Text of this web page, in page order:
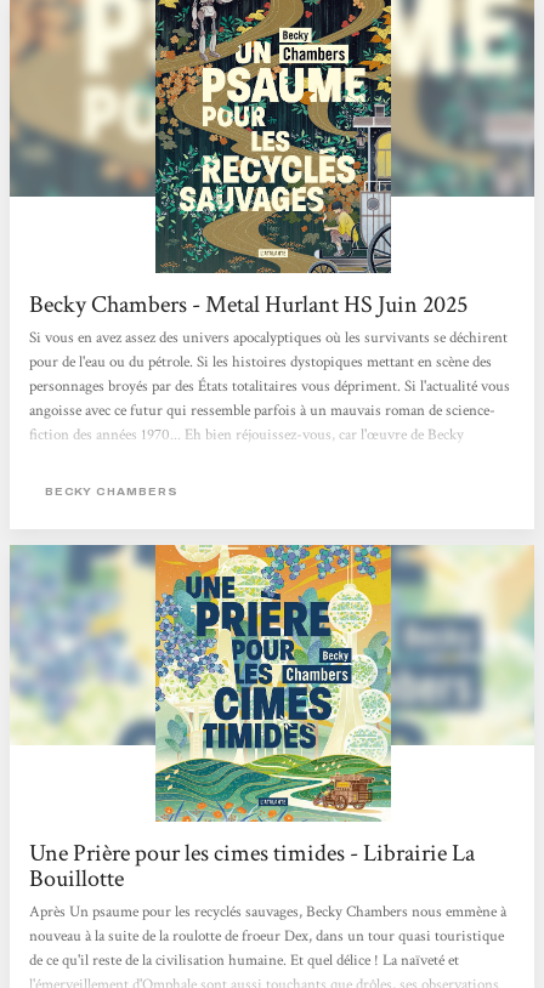
L'Atalante qui...
Becky Chambers - Metal Hurlant HS Juin 2025
Si vous en avez assez des univers apocalyptiques où les survivants se déchirent
pour de l'eau ou du pétrole. Si les histoires dystopiques mettant en scène des
personnages broyés par des États totalitaires vous dépriment. Si l'actualité vous
angoisse avec ce futur qui ressemble parfois à un mauvais roman de science-
fiction des années 1970... Eh bien réjouissez-vous, car l'œuvre de Becky
engouement. Chez elle, pas de zombies comme dans The Walking Dead, ni
BECKY CHAMBERS
Une Prière pour les cimes timides - Librairie La
Bouillotte
Après Un psaume pour les recyclés sauvages, Becky Chambers nous emmène à
nouveau à la suite de la roulotte de froeur Dex, dans un tour quasi touristique
de ce qu'il reste de la civilisation humaine. Et quel délice ! La naïveté et